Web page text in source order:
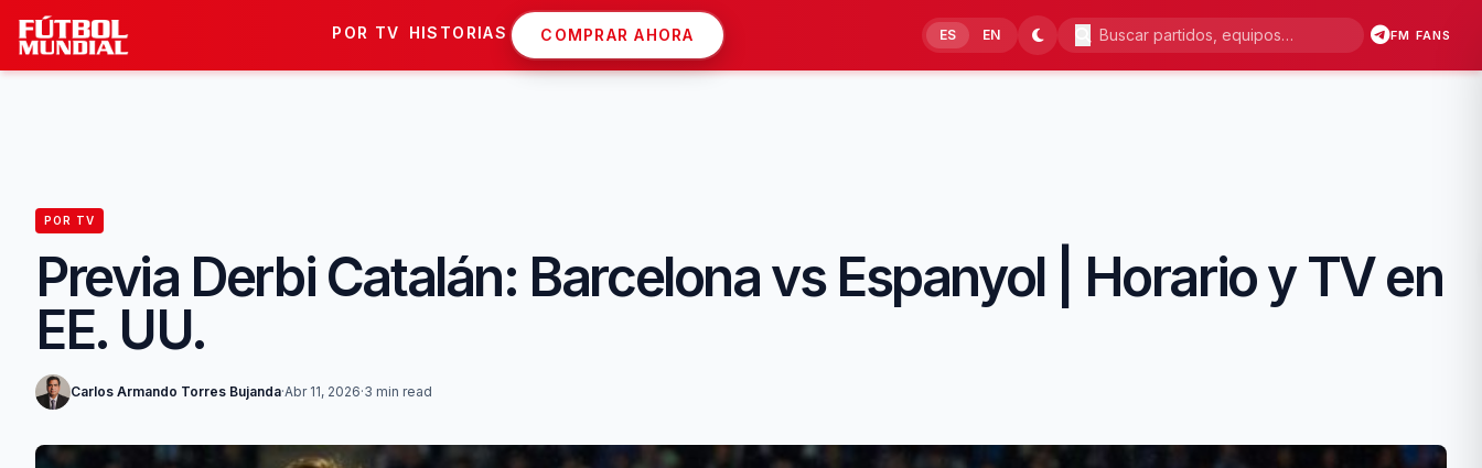
Skip to content
POR TV HISTORIAS COMPRAR AHORA ES EN FM FANS
POR TV
Previa Derbi Catalán: Barcelona vs Espanyol | Horario y TV en
EE. UU.
Carlos Armando Torres Bujanda·Abr 11, 2026·3 min read